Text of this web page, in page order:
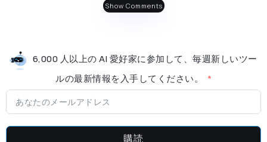
Show Comments
6,000 人以上の AI 愛好家に参加して、毎週新しいツー
ルの最新情​​報を入手してください。
購読